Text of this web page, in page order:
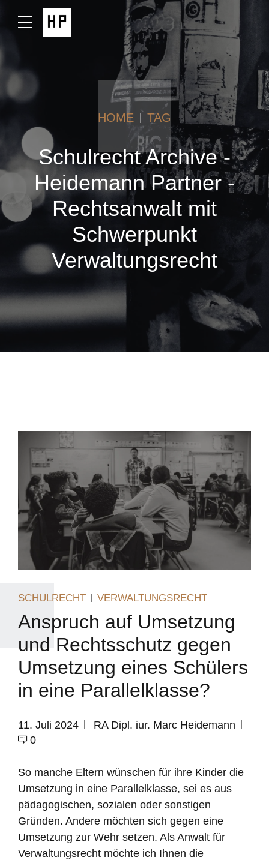
HOME TAG
Schulrecht Archive -
Heidemann Partner -
Rechtsanwalt mit
Schwerpunkt
Verwaltungsrecht
SCHULRECHT VERWALTUNGSRECHT
Anspruch auf Umsetzung
und Rechtsschutz gegen
Umsetzung eines Schülers
in eine Parallelklasse?
11. Juli 2024
RA Dipl. iur. Marc Heidemann
0
So manche Eltern wünschen für ihre Kinder die
Umsetzung in eine Parallelklasse, sei es aus
pädagogischen, sozialen oder sonstigen
Gründen. Andere möchten sich gegen eine
Umsetzung zur Wehr setzen. Als Anwalt für
Verwaltungsrecht möchte ich Ihnen die